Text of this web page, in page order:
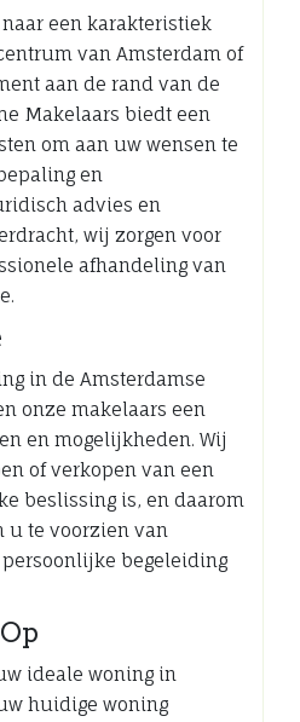
een karakteristiek
van Amsterdam of
aan de rand van de
Makelaars biedt een
om aan uw wensen te
en
advies en
wij zorgen voor
afhandeling van
in de Amsterdamse
onze makelaars een
en mogelijkheden. Wij
of verkopen van een
beslissing is, en daarom
u te voorzien van
begeleiding
ideale woning in
huidige woning